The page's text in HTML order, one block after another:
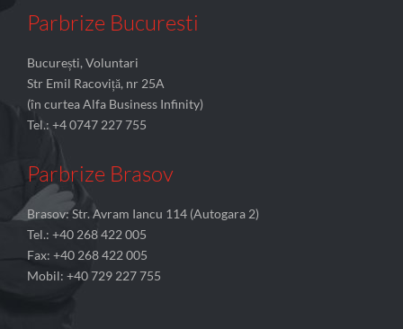
Parbrize Bucuresti
București, Voluntari
Str Emil Racoviță, nr 25A
(în curtea Alfa Business Infinity)
Tel.: +4 0747 227 755
Parbrize Brasov
Brasov: Str. Avram Iancu 114 (Autogara 2)
Tel.: +40 268 422 005
Fax: +40 268 422 005
Mobil: +40 729 227 755